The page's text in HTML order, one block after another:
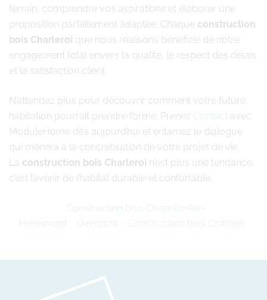
terrain, comprendre vos aspirations et élaborer une
proposition parfaitement adaptée. Chaque construction
bois Charleroi que nous réalisons bénéficie de notre
engagement total envers la qualité, le respect des délais
et la satisfaction client.
N’attendez plus pour découvrir comment votre future
habitation pourrait prendre forme. Prenez Contact avec
ModuleHome dès aujourd’hui et entamez le dialogue
qui mènera à la concrétisation de votre projet de vie.
La construction bois Charleroi n’est plus une tendance,
c’est l’avenir de l’habitat durable et confortable.
Construction bois Chapelle-lez-
Herlaimont
Overzicht Construction bois Châtelet